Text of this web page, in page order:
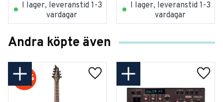
I lager, leveranstid 1-3
vardagar
I lager, leveranstid 1-3
vardagar
Andra köpte även
20 %